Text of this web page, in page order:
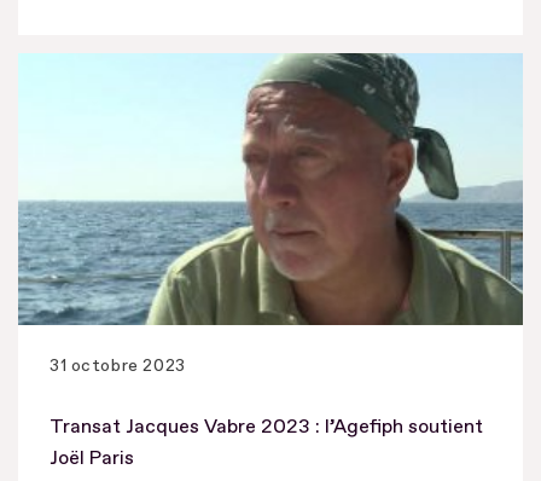
31 octobre 2023
Transat Jacques Vabre 2023 : l’Agefiph soutient
Joël Paris